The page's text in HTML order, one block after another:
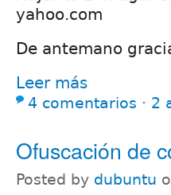
yahoo.com
De antemano
Leer más
4 comentarios ⋅ 2
Ofuscación de
Posted by dubuntu